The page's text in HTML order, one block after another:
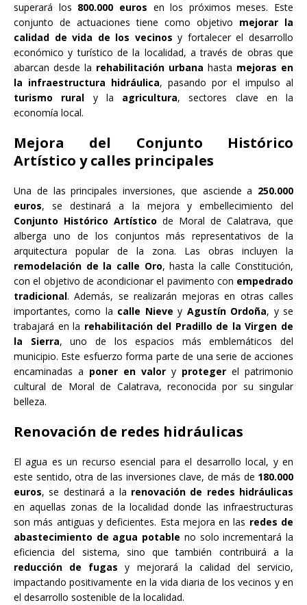
superará los 800.000 euros en los próximos meses. Este
conjunto de actuaciones tiene como objetivo mejorar la
calidad de vida de los vecinos y fortalecer el desarrollo
económico y turístico de la localidad, a través de obras que
abarcan desde la rehabilitación urbana hasta mejoras en
la infraestructura hidráulica, pasando por el impulso al
turismo rural y la agricultura, sectores clave en la
economía local.
Mejora del Conjunto Histórico
Artístico y calles principales
Una de las principales inversiones, que asciende a 250.000
euros, se destinará a la mejora y embellecimiento del
Conjunto Histórico Artístico de Moral de Calatrava, que
alberga uno de los conjuntos más representativos de la
arquitectura popular de la zona. Las obras incluyen la
remodelación de la calle Oro, hasta la calle Constitución,
con el objetivo de acondicionar el pavimento con empedrado
tradicional. Además, se realizarán mejoras en otras calles
importantes, como la calle Nieve y Agustín Ordoña, y se
trabajará en la rehabilitación del Pradillo de la Virgen de
la Sierra, uno de los espacios más emblemáticos del
municipio. Este esfuerzo forma parte de una serie de acciones
encaminadas a poner en valor y proteger el patrimonio
cultural de Moral de Calatrava, reconocida por su singular
belleza.
Renovación de redes hidráulicas
El agua es un recurso esencial para el desarrollo local, y en
este sentido, otra de las inversiones clave, de más de 180.000
euros, se destinará a la renovación de redes hidráulicas
en aquellas zonas de la localidad donde las infraestructuras
son más antiguas y deficientes. Esta mejora en las redes de
abastecimiento de agua potable no solo incrementará la
eficiencia del sistema, sino que también contribuirá a la
reducción de fugas y mejorará la calidad del servicio,
impactando positivamente en la vida diaria de los vecinos y en
el desarrollo sostenible de la localidad.